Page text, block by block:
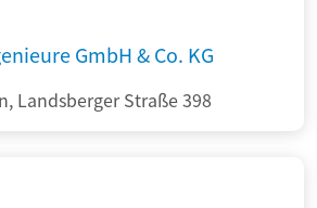
GmbH & Co. KG
Landsberger Straße 398